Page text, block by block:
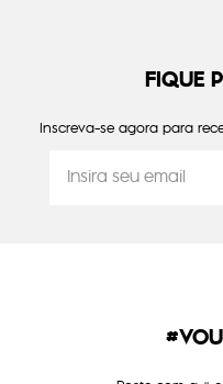
FIQUE
Inscreva-se agora para